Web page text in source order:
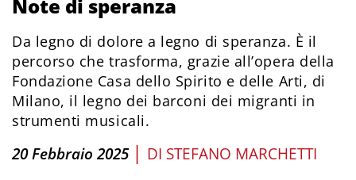
Note di speranza
Da legno di dolore a legno di speranza. È il
percorso che trasforma, grazie all’opera della
Fondazione Casa dello Spirito e delle Arti, di
Milano, il legno dei barconi dei migranti in
strumenti musicali.
20 Febbraio 2025 | DI STEFANO MARCHETTI